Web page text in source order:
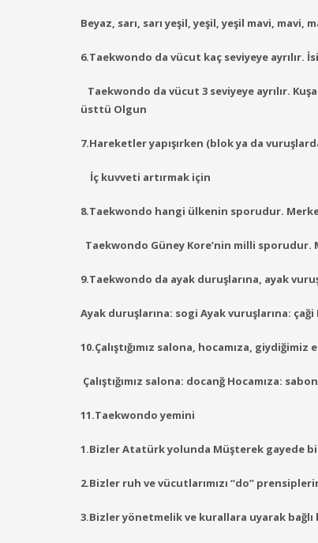
Beyaz, sarı, sarı yeşil, yeşil, yeşil mavi, mavi,
6.Taekwondo da vücut kaç seviyeye ayrılır.
Taekwondo da vücut 3 seviyeye ayrılır.
üsttü Olgun
7.Hareketler yapışırken (blok ya da
İç kuvveti artırmak için
8.Taekwondo hangi ülkenin sporudur.
Taekwondo Güney Kore’nin milli
9.Taekwondo da ayak duruşlarına, ayak
Ayak duruşlarına: sogi Ayak vuruşlarına:
10.Çalıştığımız salona, hocamıza,
Çalıştığımız salona: docanğ Hocamıza:
11.Taekwondoyemini
1.Bizler Atatürk yolunda Müşterek gayede
2.Bizler ruh ve vücutlarımızı “do”
3.Bizler yönetmelik ve kurallara uyarak